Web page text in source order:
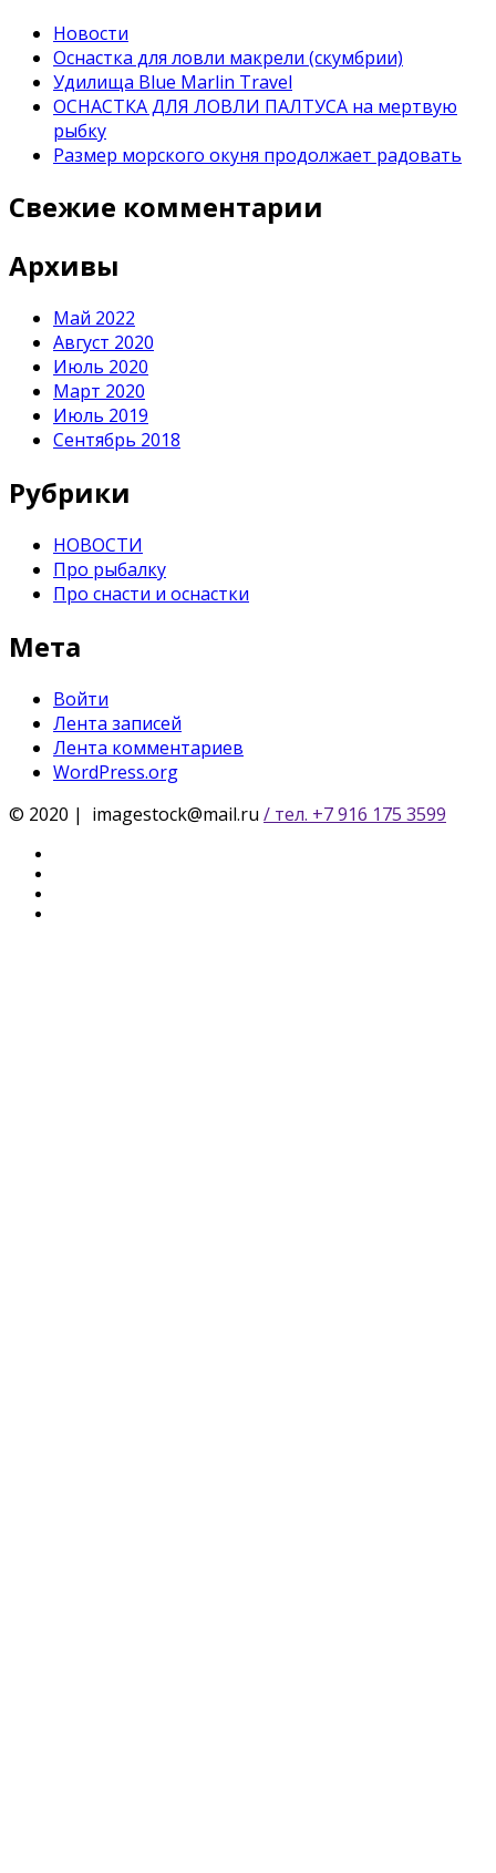
Новости
Оснастка для ловли макрели (скумбрии)
Удилища Blue Marlin Travel
ОСНАСТКА ДЛЯ ЛОВЛИ ПАЛТУСА на мертвую
рыбку
Размер морского окуня продолжает радовать
Свежие комментарии
Архивы
Май 2022
Август 2020
Июль 2020
Март 2020
Июль 2019
Сентябрь 2018
Рубрики
НОВОСТИ
Про рыбалку
Про снасти и оснастки
Мета
Войти
Лента записей
Лента комментариев
WordPress.org
© 2020 | imagestock@mail.ru / тел. +7 916 175 3599